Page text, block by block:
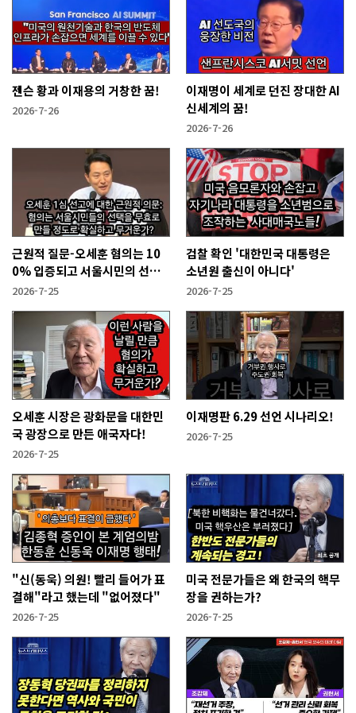
젠슨 황과 이재용의 거창한 꿈!
2026-7-26
이재명이 세계로 던진 장대한 AI
신세계의 꿈!
2026-7-26
근원적 질문-오세훈 혐의는 10
0% 입증되고 서울시민의 선택
을 무효화시킬 만큼 무겁나?
2026-7-25
검찰 확인 '대한민국 대통령은
소년원 출신이 아니다'
2026-7-25
오세훈 시장은 광화문을 대한민
국 광장으로 만든 애국자다!
2026-7-25
이재명판 6.29 선언 시나리오!
2026-7-25
"신(동욱) 의원! 빨리 들어가 표
결해"라고 했는데 "없어졌다"
2026-7-25
미국 전문가들은 왜 한국의 핵무
장을 권하는가?
2026-7-25